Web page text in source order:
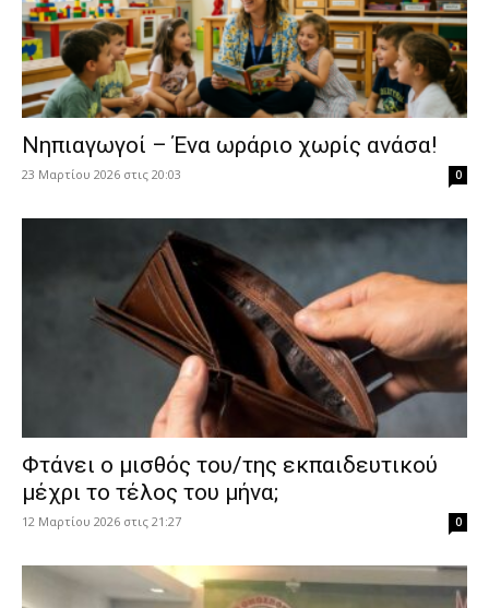
Νηπιαγωγοί – Ένα ωράριο χωρίς ανάσα!
23 Μαρτίου 2026 στις 20:03 0
Φτάνει ο μισθός του/της εκπαιδευτικού
μέχρι το τέλος του μήνα;
12 Μαρτίου 2026 στις 21:27 0